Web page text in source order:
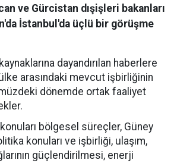
ve Gürcistan dışişleri bakanları
İstanbul'da üçlü bir görüşme
dayandırılan haberlere
arasındaki mevcut işbirliğinin
dönemde ortak faaliyet
bölgesel süreçler, Güney
konuları ve işbirliği, ulaşım,
güçlendirilmesi, enerji